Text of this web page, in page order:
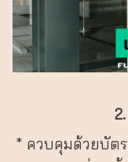
* ควบคุมด้วยบัตร